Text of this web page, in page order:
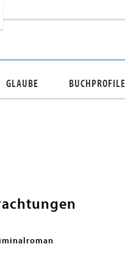
GLAUBE BUCHPROFILE